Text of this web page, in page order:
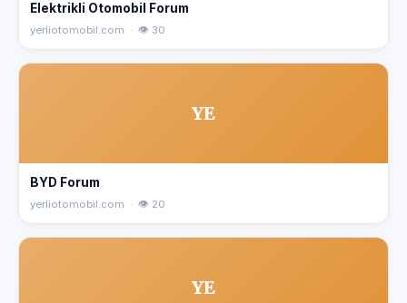
Elektrikli Otomobil Forum
yerliotomobil.com · 👁 30
YE
BYD Forum
yerliotomobil.com · 👁 20
YE